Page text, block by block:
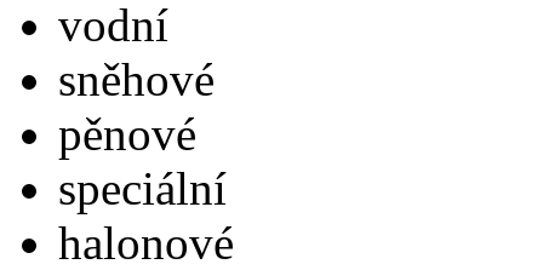
vodní
sněhové
pěnové
speciální
halonové